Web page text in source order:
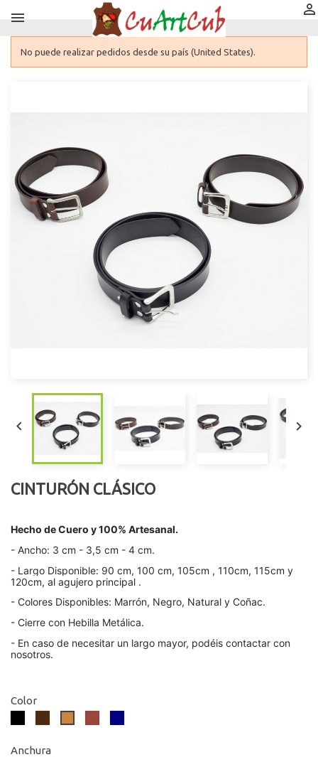
 
No puede realizar pedidos desde su país (United States).
 
CINTURÓN CLÁSICO
Hecho de Cuero y 100% Artesanal.
- Ancho: 3 cm - 3,5 cm - 4 cm.
- Largo Disponible: 90 cm, 100 cm, 105cm , 110cm, 115cm y
120cm, al agujero principal .
- Colores Disponibles: Marrón, Negro, Natural y Coñac.
- Cierre con Hebilla Metálica.
- En caso de necesitar un largo mayor, podéis contactar con
nosotros.
Color
Marrón
OscuroClaro
marino
Anchura